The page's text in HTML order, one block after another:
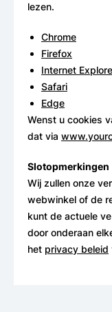
lezen.
Chrome
Firefox
Internet
Safari
Edge
Wenst u cookies
dat via
Slotopmerkingen
Wij zullen onze
webwinkel of de
kunt de actuele
door onderaan
het privacy beleid